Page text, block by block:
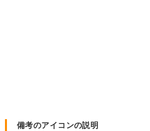
備考のアイコンの説明